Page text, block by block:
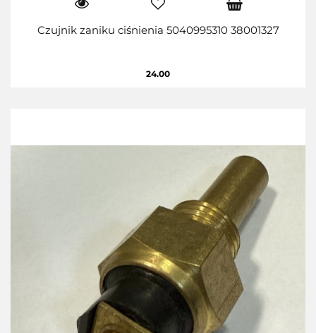
Czujnik zaniku ciśnienia 5040995310 38001327
24.00